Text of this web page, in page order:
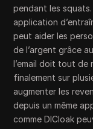
pendant les
application
peut aider les
de l’argent grâce
l’email doit tout de
finalement sur
augmenter les
depuis un même
comme DICloak